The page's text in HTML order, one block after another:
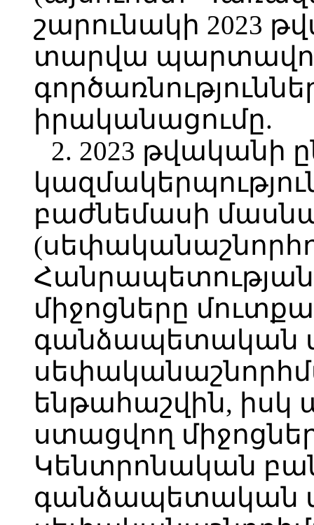
շարունակի 2023
տարվա
իրականացումը.
2. 2023 թվականի
բաժնեմասի
միջոցները
գանձապետական
ենթահաշվին, իսկ
ստացվող
Կենտրոնական
գանձապետական